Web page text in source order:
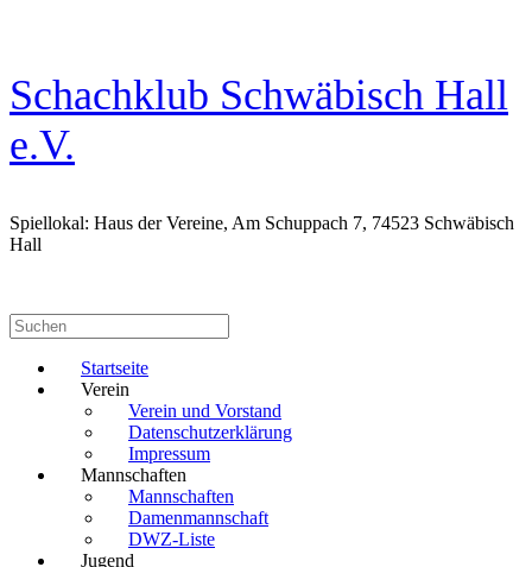
Schachklub Schwäbisch Hall
e.V.
Spiellokal: Haus der Vereine, Am Schuppach 7, 74523 Schwäbisch
Hall
Suchen
nach:
Startseite
Verein
Verein und Vorstand
Datenschutzerklärung
Impressum
Mannschaften
Mannschaften
Damenmannschaft
DWZ-Liste
Jugend